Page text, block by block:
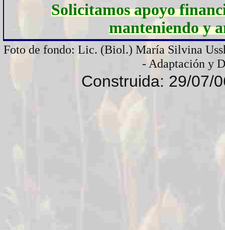
Solicitamos apoyo
manteniendo y
Foto de fondo: Lic. (Biol.) María Silvina
- Adaptación y
Construida: 29/07/